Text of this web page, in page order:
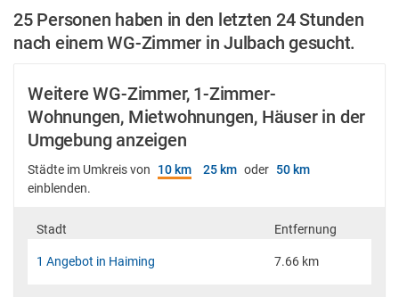
25 Personen haben in den letzten 24 Stunden
nach einem WG-Zimmer in Julbach gesucht.
Weitere WG-Zimmer, 1-Zimmer-
Wohnungen, Mietwohnungen, Häuser in der
Umgebung anzeigen
Städte im Umkreis von 10 km 25 km oder 50 km
einblenden.
Stadt Entfernung
1 Angebot in Haiming 7.66 km